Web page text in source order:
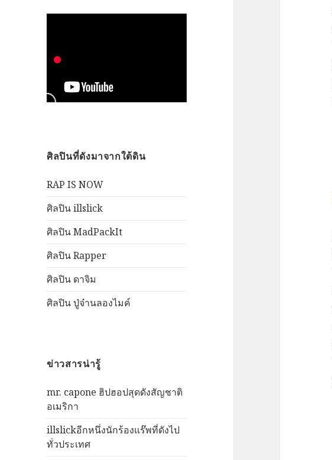
ศิลปินที่ดังมาจากใต้ดิน
RAP IS NOW
ศิลปิน illslick
ศิลปิน MadPackIt
ศิลปิน Rapper
ศิลปิน ดาจิม
ศิลปิน ปู่จ๋านลองไมค์
ข่าวสารน่ารู้
mr. capone ฮิปฮอปสุดดังสัญชาติ
อเมริกา
illslickอีกหนึ่งนักร้องแร๊พที่ดังไป
ทั่วประเทศ